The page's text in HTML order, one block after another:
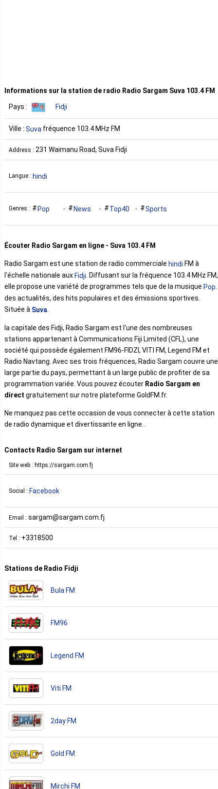
Informations sur la station de radio Radio Sargam Suva 103.4 FM
Pays : Fidji
Ville : Suva fréquence 103.4 MHz FM
Address : 231 Waimanu Road, Suva Fidji
Langue : hindi
Genres : Pop News Top40 Sports
Écouter Radio Sargam en ligne - Suva 103.4 FM
Radio Sargam est une station de radio commerciale hindi FM à
l'échelle nationale auxFidji . Diffusant sur la fréquence 103.4 MHz FM,
elle propose une variété de programmes tels que de la musique Pop.
des actualités, des hits populaires et des émissions sportives.
Située à Suva
la capitale des Fidji, Radio Sargam est l'une des nombreuses
stations appartenant à Communications Fiji Limited (CFL), une
société qui possède également FM96-FIDZI, VITI FM, Legend FM et
Radio Navtang. Avec ses trois fréquences, Radio Sargam couvre une
large partie du pays, permettant à un large public de profiter de sa
programmation variée. Vous pouvez écouter Radio Sargam en
direct gratuitement sur notre plateforme GoldFM.fr.
Ne manquez pas cette occasion de vous connecter à cette station
de radio dynamique et divertissante en ligne..
Contacts Radio Sargam sur internet
Site web : https://sargam.com.fj
Social : Facebook
Email : sargam@sargam.com.fj
Tel : +3318500
Stations de Radio Fidji
Bula FM
FM96
Legend FM
Viti FM
2day FM
Gold FM
Mirchi FM